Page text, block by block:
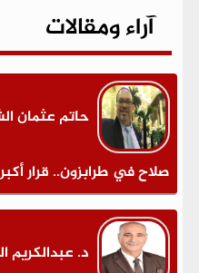
آراء ومقالات
حاتم عثمان
صلاح في طرابزون.. قرار
د. عبدالكريم